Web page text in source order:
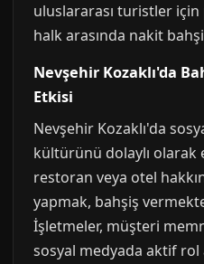
uluslararası turistler
halk arasında nakit
Nevşehir Kozaklı'da
Etkisi
Nevşehir Kozaklı'da
kültürünü dolaylı olarak
restoran veya otel
yapmak, bahşiş
İşletmeler, müşteri
sosyal medyada aktif rol